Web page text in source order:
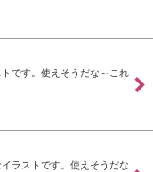
です。使えそうだな～これ
ラストです。使えそうだな